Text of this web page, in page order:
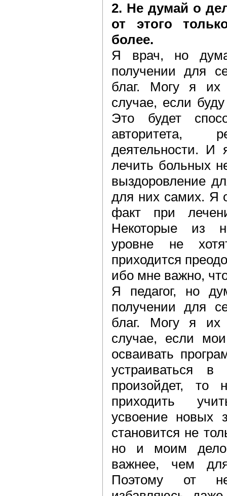
2. Не думай о
от этого
более.
Я врач, но
получении для
благ. Могу я их
случае, если
Это будет
авторитета,
деятельности. И
лечить больных
выздоровление
для них самих. Я
факт при
Некоторые из
уровне не
приходится
ибо мне важно,
Я педагог, но
получении для
благ. Могу я их
случае, если
осваивать
устраиваться
произойдет, то
приходить
усвоение новых
становится не
но и моим
важнее, чем
Поэтому от